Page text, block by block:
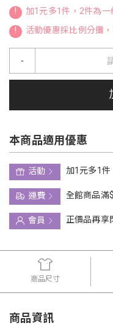
!
加1元多1件，2件為
!
活動優惠採比例分攤
-
本商品適用優惠
活動
加1元多1件
運費
全館商品
會員
正價品再
商品尺寸
商品資訊